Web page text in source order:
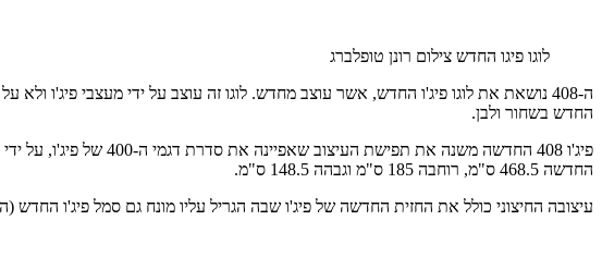
לוגו פיגו החדש צילום רונן טופלברג
החדש בשחור ולבן.
החדשה 468.5 ס"מ, רוחבה 185 ס"מ וגבהה 148.5 ס"מ.
עיצובה החיצוני כולל את החזית החדשה של פיג'ו שבה הגריל עליו מונח גם סמל פיג'ו החדש